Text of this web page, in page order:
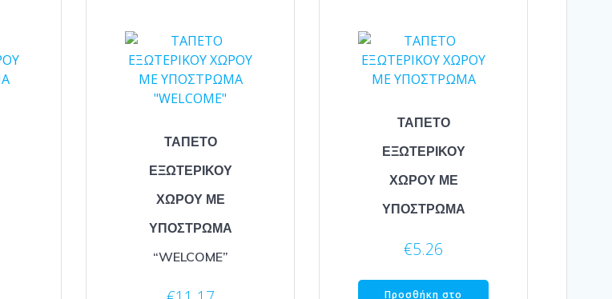
ΤΑΠΕΤΟ
ΕΞΩΤΕΡΙΚΟΥ
ΧΩΡΟΥ ΜΕ
ΥΠΟΣΤΡΩΜΑ
“WELCOME”
ΤΑΠΕΤΟ
ΕΞΩΤΕΡΙΚΟΥ
ΧΩΡΟΥ ΜΕ
ΥΠΟΣΤΡΩΜΑ
€5.26
Προσθήκη στο